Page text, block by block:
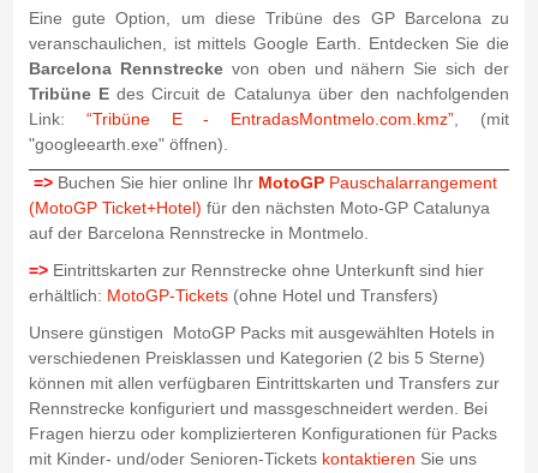
Eine gute Option, um diese Tribüne des GP Barcelona zu
veranschaulichen, ist mittels Google Earth. Entdecken Sie die
Barcelona Rennstreckevon oben und nähern Sie sich der
Tribüne Edes Circuit de Catalunya über den nachfolgenden
Link: “Tribüne E - EntradasMontmelo.com.kmz”, (mit
"googleearth.exe" öffnen).
=>Buchen Sie hier online Ihr MotoGPPauschalarrangement
(MotoGP Ticket+Hotel) für den nächsten Moto-GP Catalunya
auf der Barcelona Rennstrecke in Montmelo.
=>Eintrittskarten zur Rennstrecke ohne Unterkunft sind hier
erhältlich: MotoGP-Tickets(ohne Hotel und Transfers)
Unsere günstigen MotoGP Packs mit ausgewählten Hotels in
verschiedenen Preisklassen und Kategorien (2 bis 5 Sterne)
können mit allen verfügbaren Eintrittskarten und Transfers zur
Rennstrecke konfiguriert und massgeschneidert werden. Bei
Fragen hierzu oder komplizierteren Konfigurationen für Packs
mit Kinder- und/oder Senioren-Tickets kontaktieren Sie uns